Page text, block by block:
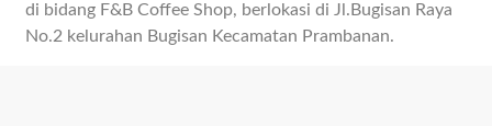
di bidang F&B Coffee Shop, berlokasi di Jl.Bugisan Raya
No.2 kelurahan Bugisan Kecamatan Prambanan.